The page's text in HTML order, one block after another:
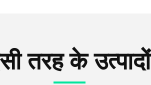
तरह के उत्पादों